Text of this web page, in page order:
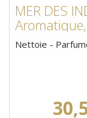
MER DES
Nettoie -